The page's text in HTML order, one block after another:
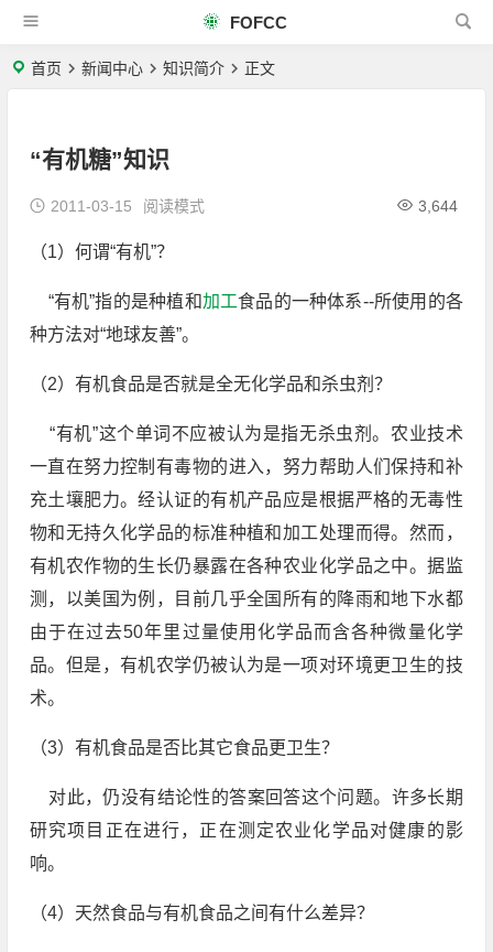
FOFCC
首页 新闻中心 知识简介 正文
“有机糖”知识
2011-03-15 3,644
阅读模式
（1）何谓“有机”？
“有机”指的是种植和加工食品的一种体系--所使用的各
种方法对“地球友善”。
（2）有机食品是否就是全无化学品和杀虫剂？
“有机”这个单词不应被认为是指无杀虫剂。农业技术
一直在努力控制有毒物的进入，努力帮助人们保持和补
充土壤肥力。经认证的有机产品应是根据严格的无毒性
物和无持久化学品的标准种植和加工处理而得。然而，
有机农作物的生长仍暴露在各种农业化学品之中。据监
测，以美国为例，目前几乎全国所有的降雨和地下水都
由于在过去50年里过量使用化学品而含各种微量化学
品。但是，有机农学仍被认为是一项对环境更卫生的技
术。
（3）有机食品是否比其它食品更卫生？
对此，仍没有结论性的答案回答这个问题。许多长期
研究项目正在进行，正在测定农业化学品对健康的影
响。
（4）天然食品与有机食品之间有什么差异？